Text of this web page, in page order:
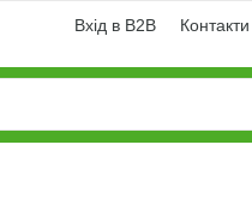
Вхід в B2B Контакти